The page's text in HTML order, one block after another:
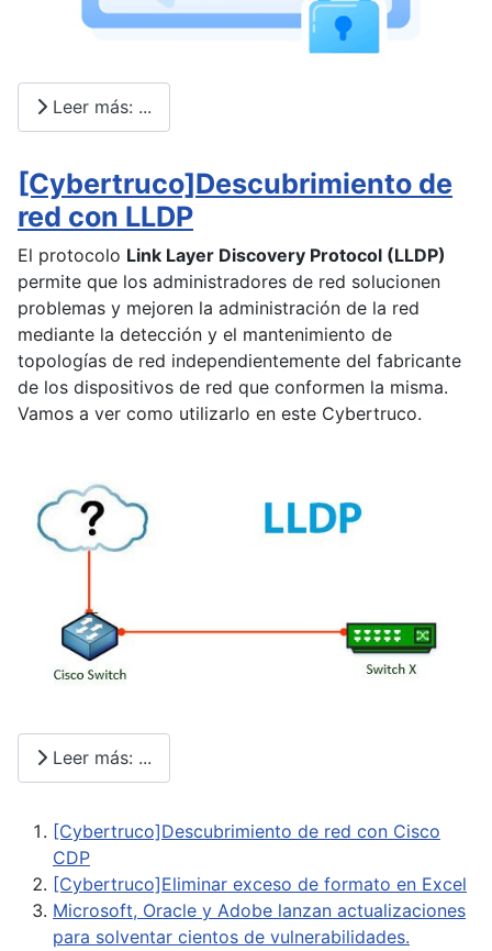
Leer más: ...
[Cybertruco]Descubrimiento de
red con LLDP
El protocolo Link Layer Discovery Protocol (LLDP)
permite que los administradores de red solucionen
problemas y mejoren la administración de la red
mediante la detección y el mantenimiento de
topologías de red independientemente del fabricante
de los dispositivos de red que conformen la misma.
Vamos a ver como utilizarlo en este Cybertruco.
Leer más: ...
[Cybertruco]Descubrimiento de red con Cisco
CDP
[Cybertruco]Eliminar exceso de formato en Excel
Microsoft, Oracle y Adobe lanzan actualizaciones
para solventar cientos de vulnerabilidades.